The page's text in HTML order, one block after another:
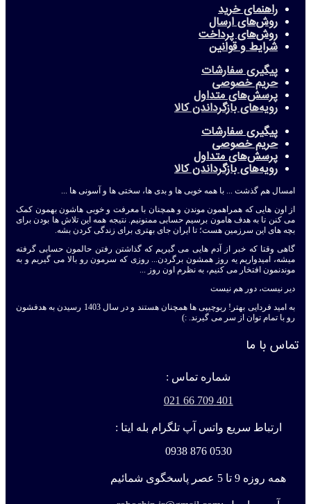
راهنمای خرید
روش‌های ارسال
روش‌های پرداخت
شرایط و قوانین
پیگیری سفارشات
حریم خصوصی
پرسش‌های متداول
رویه‌های بازگرداندن کالا
پیگیری سفارشات
حریم خصوصی
پرسش‌های متداول
رویه‌های بازگرداندن کالا
امسال هم گذشت ... با همه خوبی ها و بدی ها، سختی ها و آسونی ها ...
از اون هایی که همراهمون موندن و همچنان با معرفت و خوبی هاشون بهمون کمک
می کنن تا به هدف هامون برسیم حسابی ممنونیم. نتیجه همه این تلاش ها بودن برای
بچه های این سرزمین هست؛ تا ایران جای بهتری برای زندگی کردن بشه.
گاهی وقتا که خبر از آدم هایی می گیریم که گذاشتن رفتن حالمون حسابی گرفته
میشه، امیدواریم یه روز همشون برگردن... روزی که سرمون رو بالا می گیریم و به
موندنمون افتخار می کنیم، به نظرم اون روز ...
دیر نیست، دور هم نیست
به امید فردایی بهتر! ربوچیپی ها همچنان هستند و در سال 1403 رسیدن به هدفشون
رو با تمام توان از سر می گیرند. :)
تماس با ما
شماره تماس :
401 709 66 021
ارتباط سریع واتس آپ تلگرام بله ایتا :
0530 876 0938
همه روزه 9 تا 5 عصر پاسخگوی شمائیم